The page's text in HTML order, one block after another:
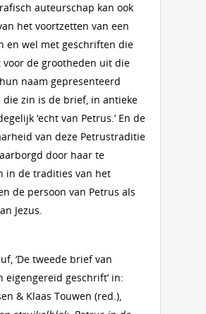
auteurschap kan ook
het voortzetten van een
en wel met geschriften die
voor de grootheden uit die
naam gepresenteerd
die zin is de brief, in antieke
‘echt van Petrus.’ En de
van deze Petrustraditie
door haar te
in de tradities van het
de persoon van Petrus als
Jezus.
‘De tweede brief van
eigengereid geschrift’ in:
& Klaas Touwen (red.),